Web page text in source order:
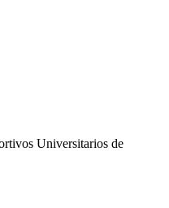
Universitarios de